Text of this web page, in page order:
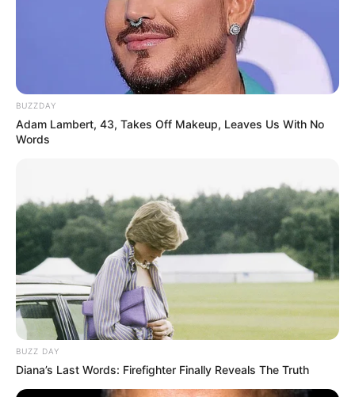
BUZZDAY
Adam Lambert, 43, Takes Off Makeup, Leaves Us With No
Words
BUZZ DAY
Diana’s Last Words: Firefighter Finally Reveals The Truth